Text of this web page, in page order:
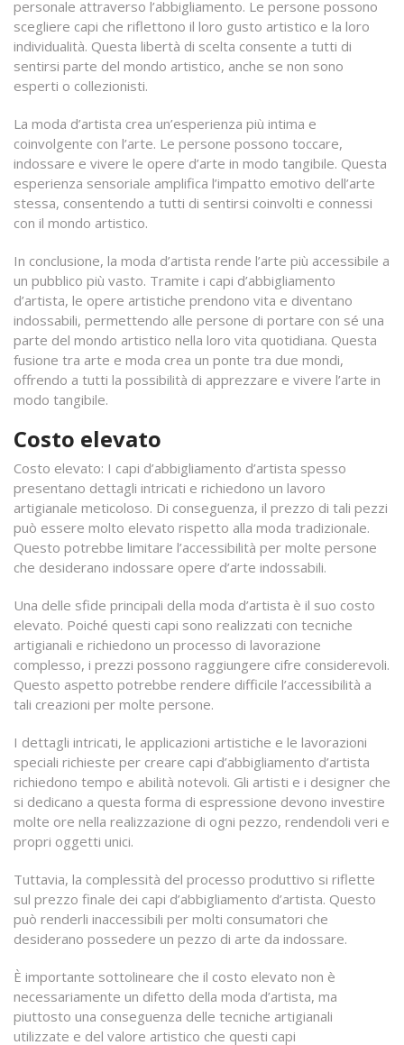
personale attraverso l’abbigliamento. Le persone possono
scegliere capi che riflettono il loro gusto artistico e la loro
individualità. Questa libertà di scelta consente a tutti di
sentirsi parte del mondo artistico, anche se non sono
esperti o collezionisti.
La moda d’artista crea un’esperienza più intima e
coinvolgente con l’arte. Le persone possono toccare,
indossare e vivere le opere d’arte in modo tangibile. Questa
esperienza sensoriale amplifica l’impatto emotivo dell’arte
stessa, consentendo a tutti di sentirsi coinvolti e connessi
con il mondo artistico.
In conclusione, la moda d’artista rende l’arte più accessibile a
un pubblico più vasto. Tramite i capi d’abbigliamento
d’artista, le opere artistiche prendono vita e diventano
indossabili, permettendo alle persone di portare con sé una
parte del mondo artistico nella loro vita quotidiana. Questa
fusione tra arte e moda crea un ponte tra due mondi,
offrendo a tutti la possibilità di apprezzare e vivere l’arte in
modo tangibile.
Costo elevato
Costo elevato: I capi d’abbigliamento d’artista spesso
presentano dettagli intricati e richiedono un lavoro
artigianale meticoloso. Di conseguenza, il prezzo di tali pezzi
può essere molto elevato rispetto alla moda tradizionale.
Questo potrebbe limitare l’accessibilità per molte persone
che desiderano indossare opere d’arte indossabili.
Una delle sfide principali della moda d’artista è il suo costo
elevato. Poiché questi capi sono realizzati con tecniche
artigianali e richiedono un processo di lavorazione
complesso, i prezzi possono raggiungere cifre considerevoli.
Questo aspetto potrebbe rendere difficile l’accessibilità a
tali creazioni per molte persone.
I dettagli intricati, le applicazioni artistiche e le lavorazioni
speciali richieste per creare capi d’abbigliamento d’artista
richiedono tempo e abilità notevoli. Gli artisti e i designer che
si dedicano a questa forma di espressione devono investire
molte ore nella realizzazione di ogni pezzo, rendendoli veri e
propri oggetti unici.
Tuttavia, la complessità del processo produttivo si riflette
sul prezzo finale dei capi d’abbigliamento d’artista. Questo
può renderli inaccessibili per molti consumatori che
desiderano possedere un pezzo di arte da indossare.
È importante sottolineare che il costo elevato non è
necessariamente un difetto della moda d’artista, ma
piuttosto una conseguenza delle tecniche artigianali
utilizzate e del valore artistico che questi capi